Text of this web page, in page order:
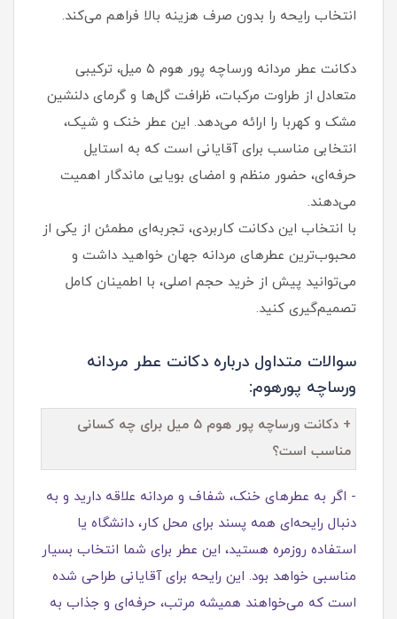
انتخاب رایحه را بدون صرف هزینه بالا فراهم می‌کند.
دکانت عطر مردانه ورساچه پور هوم ۵ میل، ترکیبی
متعادل از طراوت مرکبات، ظرافت گل‌ها و گرمای دلنشین
مشک و کهربا را ارائه می‌دهد. این عطر خنک و شیک،
انتخابی مناسب برای آقایانی است که به استایل
حرفه‌ای، حضور منظم و امضای بویایی ماندگار اهمیت
می‌دهند.
با انتخاب این دکانت کاربردی، تجربه‌ای مطمئن از یکی از
محبوب‌ترین عطرهای مردانه جهان خواهید داشت و
می‌توانید پیش از خرید حجم اصلی، با اطمینان کامل
تصمیم‌گیری کنید.
سوالات متداول درباره دکانت عطر مردانه
ورساچه پورهوم:
+ دکانت ورساچه پور هوم ۵ میل برای چه کسانی
مناسب است؟
- اگر به عطرهای خنک، شفاف و مردانه علاقه دارید و به‌
دنبال رایحه‌ای همه‌ پسند برای محل کار، دانشگاه یا
استفاده روزمره هستید، این عطر برای شما انتخاب بسیار
مناسبی خواهد بود. این رایحه برای آقایانی طراحی شده
است که می‌خواهند همیشه مرتب، حرفه‌ای و جذاب به